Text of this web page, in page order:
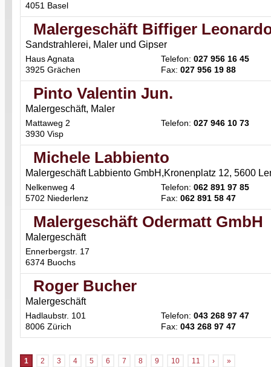
4051 Basel
Malergeschäft Biffiger
Sandstrahlerei, Maler und Gipser
Haus Agnata
3925 Grächen
Telefon: 027 956 16 45
Fax: 027 956 19 88
Pinto Valentin Jun.
Malergeschäft, Maler
Mattaweg 2
3930 Visp
Telefon: 027 946 10 73
Michele Labbiento
Malergeschäft Labbiento GmbH,Kronenplatz 12, 5600
Nelkenweg 4
5702 Niederlenz
Telefon: 062 891 97 85
Fax: 062 891 58 47
Malergeschäft Odermatt GmbH
Malergeschäft
Ennerbergstr. 17
6374 Buochs
Roger Bucher
Malergeschäft
Hadlaubstr. 101
8006 Zürich
Telefon: 043 268 97 47
Fax: 043 268 97 47
1 2 3 4 5 6 7 8 9 10 11 › »